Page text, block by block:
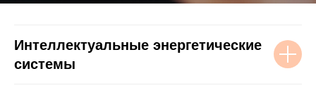
Интеллектуальные энергетические
системы